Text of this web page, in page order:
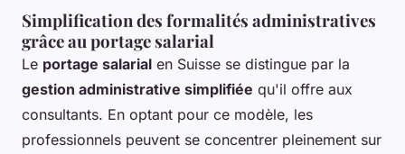
Simplification des formalités administratives
grâce au portage salarial
Le portage salarial en Suisse se distingue par la
gestion administrative simplifiée qu'il offre aux
consultants. En optant pour ce modèle, les
professionnels peuvent se concentrer pleinement sur